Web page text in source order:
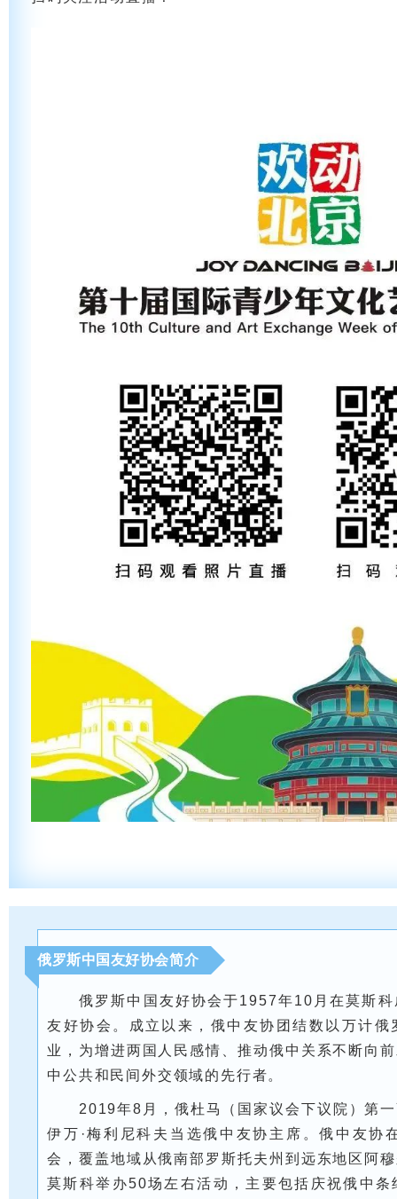
俄罗斯中国友好协会简介
俄罗斯中国友好协会于1957年10月在莫斯
友好协会。成立以来，俄中友协团结数以万计
业，为增进两国人民感情、推动俄中关系不断向
中公共和民间外交领域的先行者。
2019年8月，俄杜马（国家议会下议院）第
伊万·梅利尼科夫当选俄中友协主席。俄中友协
会，覆盖地域从俄南部罗斯托夫州到远东地区阿
莫斯科举办50场左右活动，主要包括庆祝俄中